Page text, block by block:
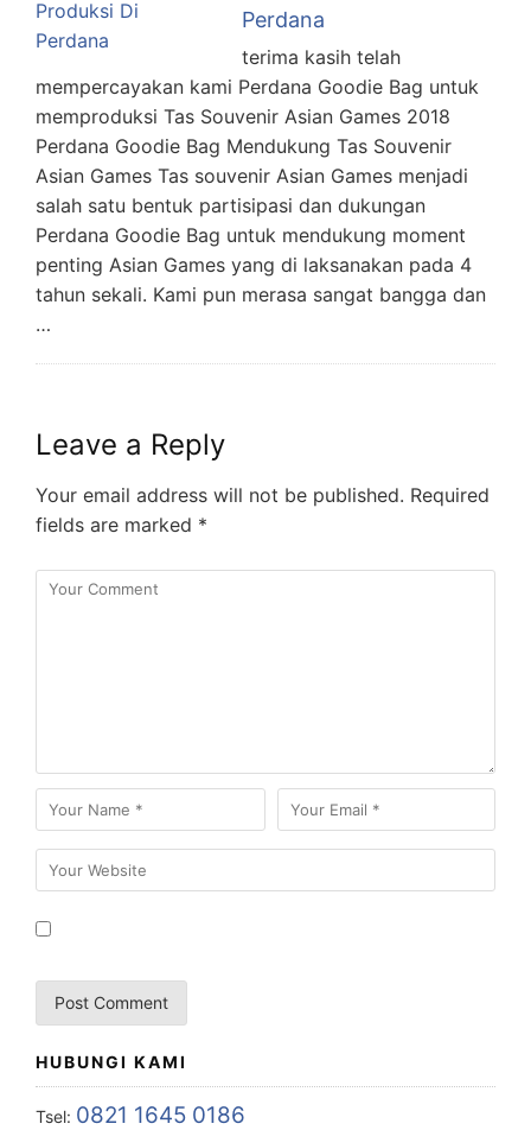
Perdana
terima kasih telah
mempercayakan kami Perdana Goodie Bag untuk
memproduksi Tas Souvenir Asian Games 2018
Perdana Goodie Bag Mendukung Tas Souvenir
Asian Games Tas souvenir Asian Games menjadi
salah satu bentuk partisipasi dan dukungan
Perdana Goodie Bag untuk mendukung moment
penting Asian Games yang di laksanakan pada 4
tahun sekali. Kami pun merasa sangat bangga dan
…
Leave a Reply
Your email address will not be published. Required
fields are marked *
HUBUNGI KAMI
Tsel: 0821 1645 0186